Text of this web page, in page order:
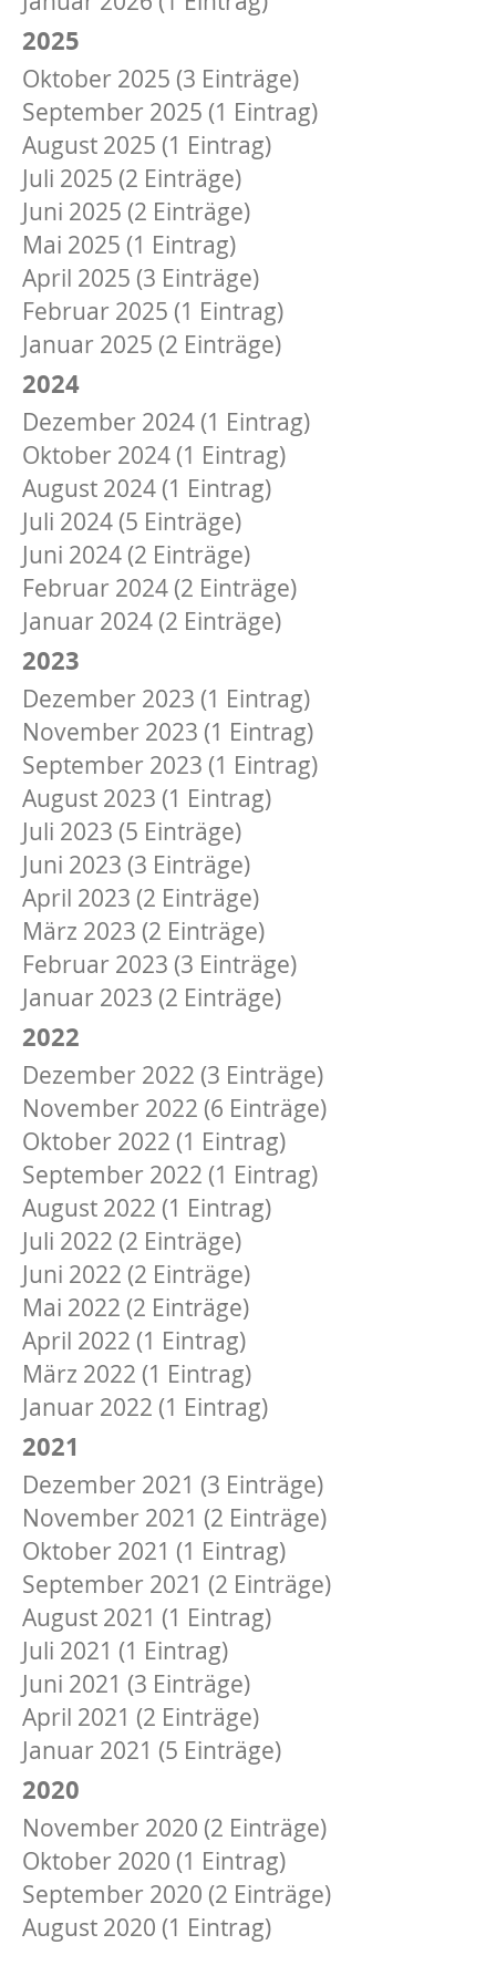
2025
Oktober 2025 (3 Einträge)
September 2025 (1 Eintrag)
August 2025 (1 Eintrag)
Juli 2025 (2 Einträge)
Juni 2025 (2 Einträge)
Mai 2025 (1 Eintrag)
April 2025 (3 Einträge)
Februar 2025 (1 Eintrag)
Januar 2025 (2 Einträge)
2024
Dezember 2024 (1 Eintrag)
Oktober 2024 (1 Eintrag)
August 2024 (1 Eintrag)
Juli 2024 (5 Einträge)
Juni 2024 (2 Einträge)
Februar 2024 (2 Einträge)
Januar 2024 (2 Einträge)
2023
Dezember 2023 (1 Eintrag)
November 2023 (1 Eintrag)
September 2023 (1 Eintrag)
August 2023 (1 Eintrag)
Juli 2023 (5 Einträge)
Juni 2023 (3 Einträge)
April 2023 (2 Einträge)
März 2023 (2 Einträge)
Februar 2023 (3 Einträge)
Januar 2023 (2 Einträge)
2022
Dezember 2022 (3 Einträge)
November 2022 (6 Einträge)
Oktober 2022 (1 Eintrag)
September 2022 (1 Eintrag)
August 2022 (1 Eintrag)
Juli 2022 (2 Einträge)
Juni 2022 (2 Einträge)
Mai 2022 (2 Einträge)
April 2022 (1 Eintrag)
März 2022 (1 Eintrag)
Januar 2022 (1 Eintrag)
2021
Dezember 2021 (3 Einträge)
November 2021 (2 Einträge)
Oktober 2021 (1 Eintrag)
September 2021 (2 Einträge)
August 2021 (1 Eintrag)
Juli 2021 (1 Eintrag)
Juni 2021 (3 Einträge)
April 2021 (2 Einträge)
Januar 2021 (5 Einträge)
2020
November 2020 (2 Einträge)
Oktober 2020 (1 Eintrag)
September 2020 (2 Einträge)
August 2020 (1 Eintrag)